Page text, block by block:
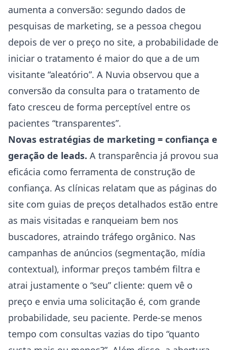
aumenta a conversão: segundo dados de
pesquisas de marketing, se a pessoa chegou
depois de ver o preço no site, a probabilidade de
iniciar o tratamento é maior do que a de um
visitante “aleatório”. A Nuvia observou que a
conversão da consulta para o tratamento de
fato cresceu de forma perceptível entre os
pacientes “transparentes”.
Novas estratégias de marketing = confiança e
geração de leads. A transparência já provou sua
eficácia como ferramenta de construção de
confiança. As clínicas relatam que as páginas do
site com guias de preços detalhados estão entre
as mais visitadas e ranqueiam bem nos
buscadores, atraindo tráfego orgânico. Nas
campanhas de anúncios (segmentação, mídia
contextual), informar preços também filtra e
atrai justamente o “seu” cliente: quem vê o
preço e envia uma solicitação é, com grande
probabilidade, seu paciente. Perde-se menos
tempo com consultas vazias do tipo “quanto